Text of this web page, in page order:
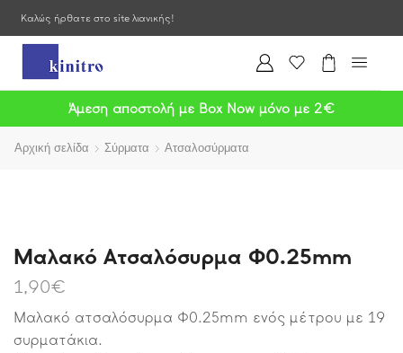
Καλώς ήρθατε στο site λιανικής!
Άμεση αποστολή με Box Now μόνο με 2€
Αρχική σελίδα Σύρματα Ατσαλοσύρματα
Μαλακό Ατσαλόσυρμα Φ0.25mm
1,90€
Μαλακό ατσαλόσυρμα Φ0.25mm ενός μέτρου με 19
συρματάκια.